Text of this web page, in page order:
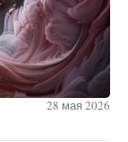
28 мая 2026